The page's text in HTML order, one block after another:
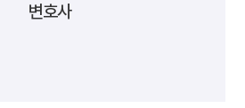
변호사